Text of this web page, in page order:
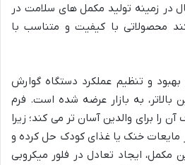
در زمینه تولید مکمل های سلامت در
محصولاتی با کیفیت و متناسب با
و تنظیم عملکرد دستگاه گوارش
بالاتر، به بازار عرضه شده است. فرم
را برای والدین آسان تر می کند؛ زیرا
مایعات خنک یا غذای کودک حل کرده و
مکمل، ایجاد تعادل در فلور میکروبی